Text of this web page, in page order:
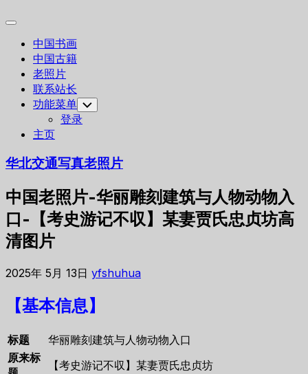
Expand
中国书画
中国古籍
老照片
联系站长
功能菜单 Toggle
Child
Menu
登录
主页
华北交通写真老照片
中国老照片-华丽雕刻建筑与人物动物入
口-【考史游记不収】某妻贾氏忠贞坊高
清图片
2025年 5月 13日 yfshuhua
【基本信息】
标题
华丽雕刻建筑与人物动物入口
原来标
【考史游记不収】某妻贾氏忠贞坊